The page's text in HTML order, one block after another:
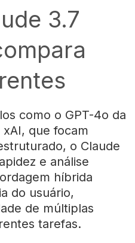
3.7
como o GPT-4o da
xAI, que focam
o Claude
e análise
híbrida
do usuário,
de múltiplas
tarefas.